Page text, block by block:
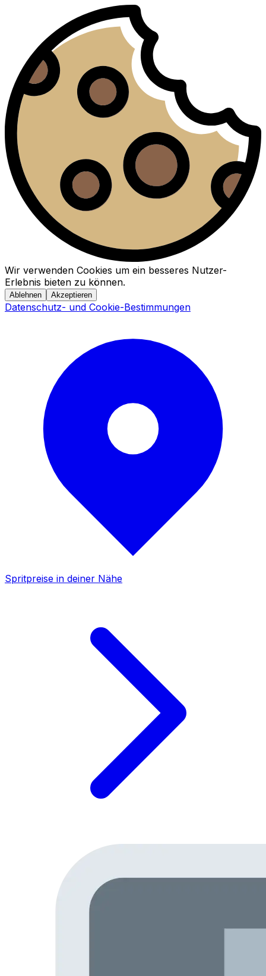
Wir verwenden Cookies um ein besseres Nutzer-
Erlebnis bieten zu können.
Ablehnen Akzeptieren
Datenschutz- und Cookie-Bestimmungen
Spritpreise in deiner Nähe